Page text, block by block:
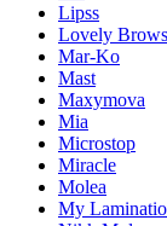
Lipss
Lovely Brows
Mar-Ko
Mast
Maxymova
Mia
Microstop
Miracle
Molea
My